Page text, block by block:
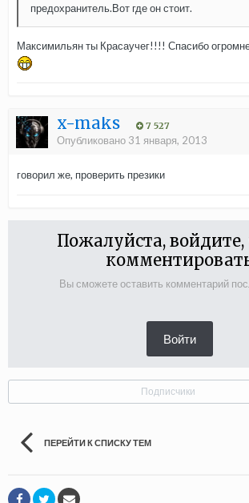
предохранитель.Вот где он стоит.
Максимильян ты Красаучег!!!! Спасибо
x-maks 7 527
Опубликовано 31 января, 2013
говорил же, проверить презики
Пожалуйста,
Вы сможете оставить комментарий
Войти
Подписчики
ПЕРЕЙТИ К СПИСКУ ТЕМ